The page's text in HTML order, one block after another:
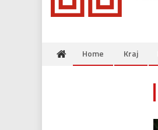
Home Kraj